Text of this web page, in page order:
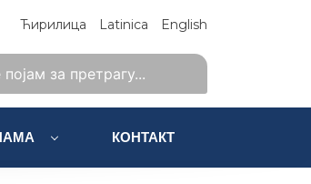
Ћирилица Latinica English
КОНТАКТ